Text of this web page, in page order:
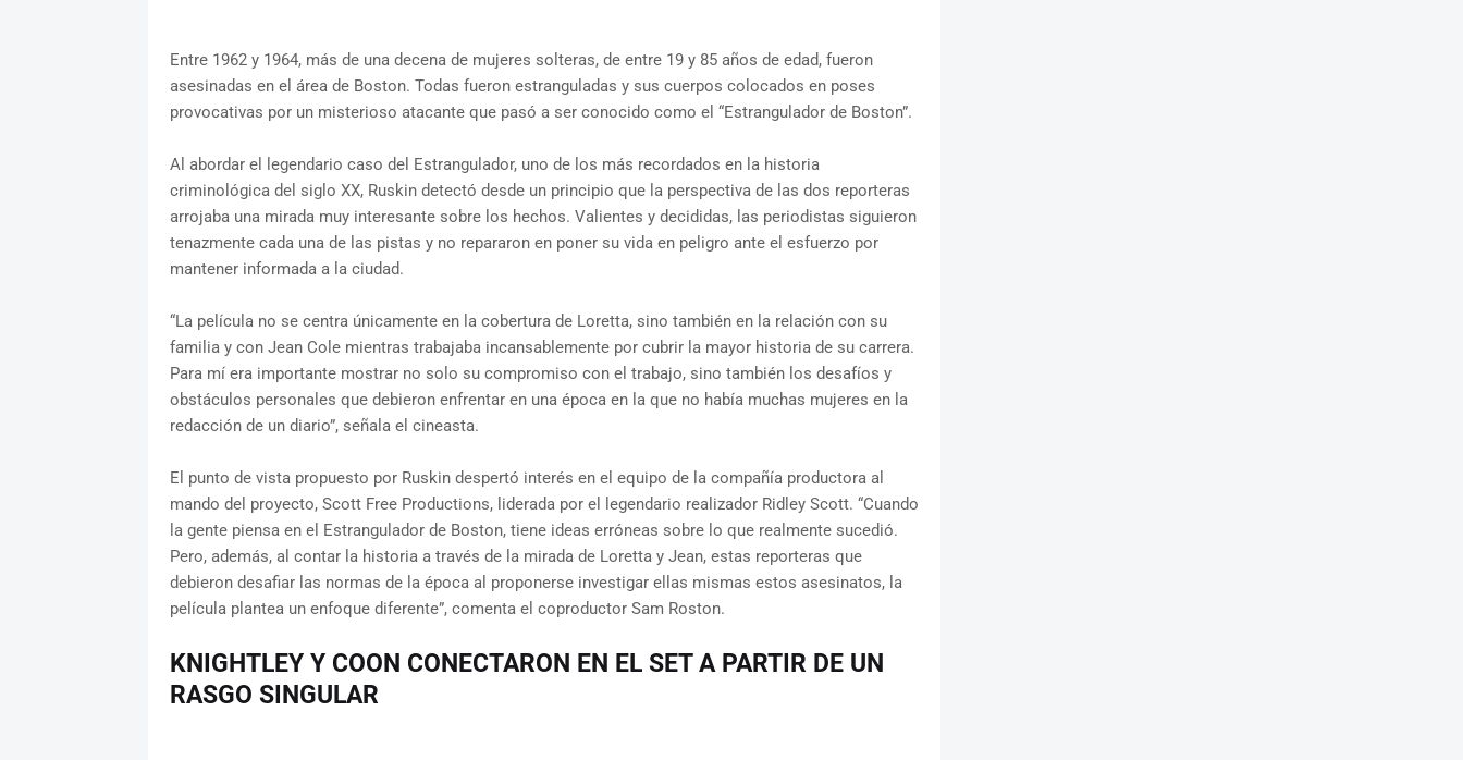
Entre 1962 y 1964, más de una decena de mujeres solteras, de entre 19 y 85 años de edad, fueron
asesinadas en el área de Boston. Todas fueron estranguladas y sus cuerpos colocados en poses
provocativas por un misterioso atacante que pasó a ser conocido como el “Estrangulador de Boston”.
Al abordar el legendario caso del Estrangulador, uno de los más recordados en la historia
criminológica del siglo XX, Ruskin detectó desde un principio que la perspectiva de las dos reporteras
arrojaba una mirada muy interesante sobre los hechos. Valientes y decididas, las periodistas siguieron
tenazmente cada una de las pistas y no repararon en poner su vida en peligro ante el esfuerzo por
mantener informada a la ciudad.
“La película no se centra únicamente en la cobertura de Loretta, sino también en la relación con su
familia y con Jean Cole mientras trabajaba incansablemente por cubrir la mayor historia de su carrera.
Para mí era importante mostrar no solo su compromiso con el trabajo, sino también los desafíos y
obstáculos personales que debieron enfrentar en una época en la que no había muchas mujeres en la
redacción de un diario”, señala el cineasta.
El punto de vista propuesto por Ruskin despertó interés en el equipo de la compañía productora al
mando del proyecto, Scott Free Productions, liderada por el legendario realizador Ridley Scott. “Cuando
la gente piensa en el Estrangulador de Boston, tiene ideas erróneas sobre lo que realmente sucedió.
Pero, además, al contar la historia a través de la mirada de Loretta y Jean, estas reporteras que
debieron desafiar las normas de la época al proponerse investigar ellas mismas estos asesinatos, la
película plantea un enfoque diferente”, comenta el coproductor Sam Roston.
KNIGHTLEY Y COON CONECTARON EN EL SET A PARTIR DE UN
RASGO SINGULAR